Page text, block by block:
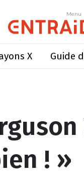
Menu
X Guide
Menu
: « Il se défend bien !
! »